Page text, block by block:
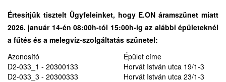
Értesítjük tisztelt Ügyfeleinket, hogy E.ON áramszünet miatt
2026. január 14-én 08:00h-tól 15:00h-ig az alábbi épületeknél
a fűtés és a melegvíz-szolgáltatás szünetel:
Azonosító
Épület címe
D2-033_1 - 20300133
Horvát István utca 19/1-3
D2-033_3 - 20300333
Horvát István utca 23/1-3